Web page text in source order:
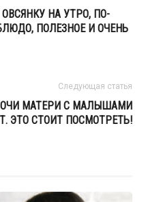
НА УТРО, ПО-
ПОЛЕЗНОЕ И ОЧЕНЬ
Следующая статья
МАТЕРИ С МАЛЫШАМИ
ЭТО СТОИТ ПОСМОТРЕТЬ!